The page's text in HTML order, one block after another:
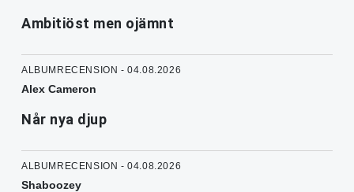
Ambitiöst men ojämnt
ALBUMRECENSION - 04.08.2026
Alex Cameron
Når nya djup
ALBUMRECENSION - 04.08.2026
Shaboozey